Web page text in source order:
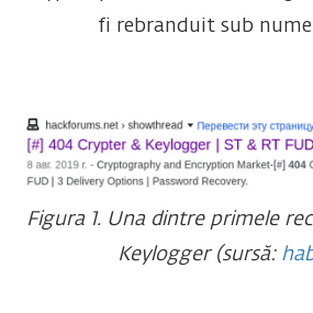
fi rebranduit sub
Figura 1. Una dintre primele
Keylogger (sursă: